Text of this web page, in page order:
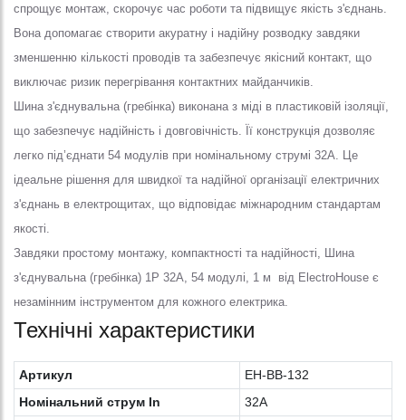
спрощує монтаж, скорочує час роботи та підвищує якість з'єднань.
Вона допомагає створити акуратну і надійну розводку завдяки
зменшенню кількості проводів та забезпечує якісний контакт, що
виключає ризик перегрівання контактних майданчиків.
Шина з'єднувальна (гребінка) виконана з міді в пластиковій ізоляції,
що забезпечує надійність і довговічність. Її конструкція дозволяє
легко під’єднати 54 модулів при номінальному струмі 32A. Це
ідеальне рішення для швидкої та надійної організації електричних
з'єднань в електрощитах, що відповідає міжнародним стандартам
якості.
Завдяки простому монтажу, компактності та надійності, Шина
з'єднувальна (гребінка) 1P 32A, 54 модулі, 1 м від ElectroHouse є
незамінним інструментом для кожного електрика.
Технічні характеристики
Артикул
EH-BB-132
Номінальний струм In
32A